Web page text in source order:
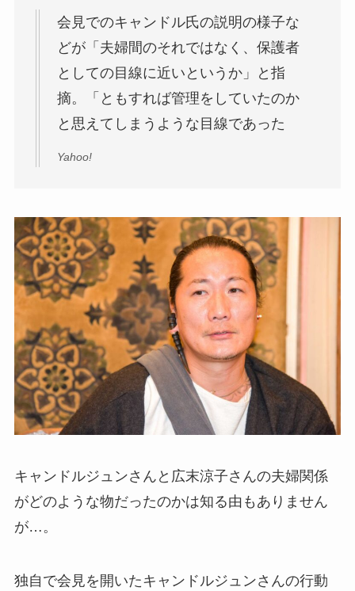
会見でのキャンドル氏の説明の様子な
どが「夫婦間のそれではなく、保護者
としての目線に近いというか」と指
摘。「ともすれば管理をしていたのか
と思えてしまうような目線であった
Yahoo!
キャンドルジュンさんと広末涼子さんの夫婦関係
がどのような物だったのかは知る由もありません
が…。
独自で会見を開いたキャンドルジュンさんの行動